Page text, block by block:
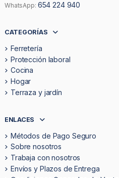
WhatsApp: 654 224 940
CATEGORÍAS
Ferretería
Protección laboral
Cocina
Hogar
Terraza y jardín
ENLACES
Métodos de Pago Seguro
Sobre nosotros
Trabaja con nosotros
Envíos y Plazos de Entrega